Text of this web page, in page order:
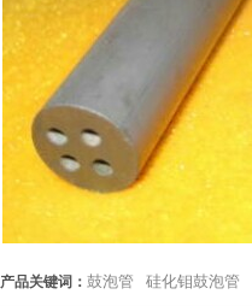
产品关键词： 鼓泡管 硅化钼鼓泡管